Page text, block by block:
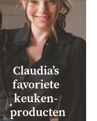
Claudia’s
favoriete
keuken­
producten